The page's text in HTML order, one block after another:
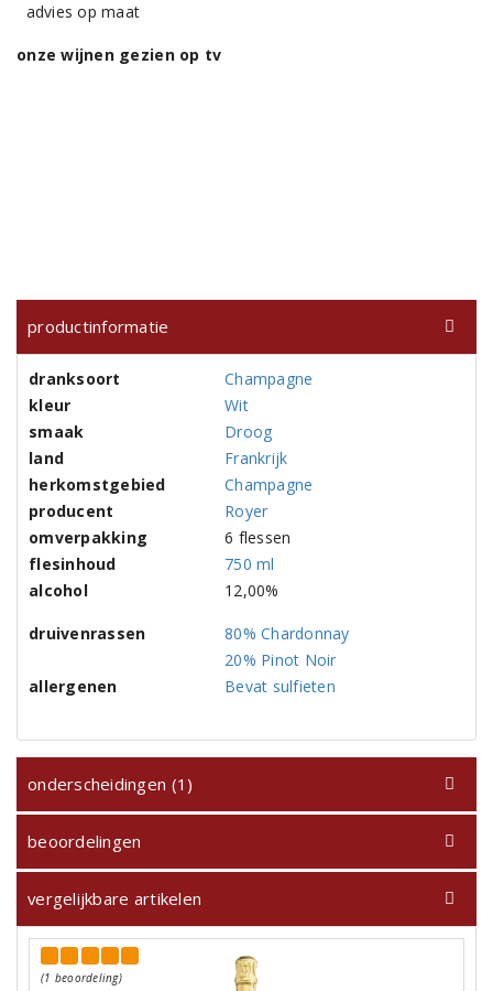
advies op maat
onze wijnen gezien op tv
productinformatie
dranksoort
Champagne
kleur
Wit
smaak
Droog
land
Frankrijk
herkomstgebied
Champagne
producent
Royer
omverpakking
6 flessen
flesinhoud
750 ml
alcohol
12,00%
druivenrassen
80% Chardonnay
20% Pinot Noir
allergenen
Bevat sulfieten
onderscheidingen (1)
beoordelingen
vergelijkbare artikelen
(1 beoordeling)